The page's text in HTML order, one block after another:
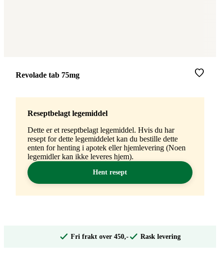
Merke:
Revolade tab 75mg
Reseptbelagt legemiddel
Dette er et reseptbelagt legemiddel. Hvis du har
resept for dette legemiddelet kan du bestille dette
enten for henting i apotek eller hjemlevering (Noen
legemidler kan ikke leveres hjem).
Hent resept
Fri frakt over 450,- Rask levering